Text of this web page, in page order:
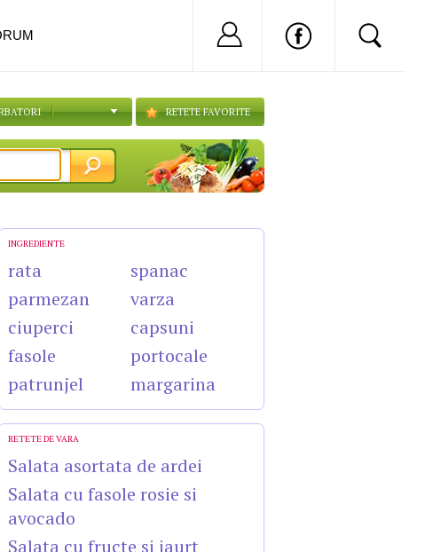
RETETE FAVORITE
INGREDIENTE
rata
parmezan
ciuperci
fasole
patrunjel
spanac
varza
capsuni
portocale
margarina
RETETE DE VARA
Salata asortata de ardei
Salata cu fasole rosie si
avocado
Salata cu fructe si iaurt
Nu ai cont?